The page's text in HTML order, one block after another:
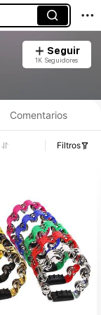
Seguir
1K Seguidores
Comentarios
Filtros